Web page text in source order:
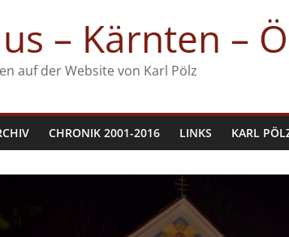
– Kärnten –
auf der Website von Karl Pölz
CHRONIK 2001-2016 LINKS KARL